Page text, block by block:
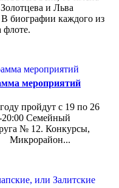
и Льва
биографии каждого из
флоте.
мероприятий
пройдут с 19 по 26
20:00 Семейный
№ 12. Конкурсы,
Микрорайон...